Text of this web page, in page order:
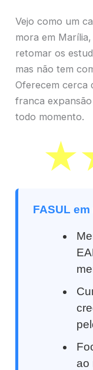
Vejo como um
mora em
retomar os
mas não tem
Oferecem cerca
franca
todo momento.
FASUL
ao